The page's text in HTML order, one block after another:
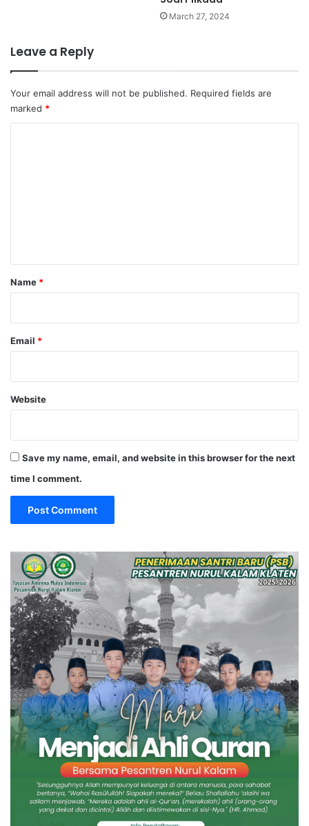
March 27, 2024
Leave a Reply
Your email address will not be published. Required fields are
marked *
Name *
Email *
Website
Save my name, email, and website in this browser for the next
time I comment.